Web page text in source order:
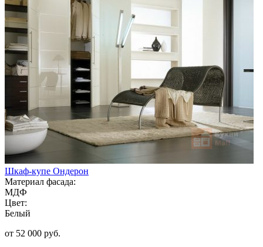
Шкаф-купе Ондерон
Материал фасада:
МДФ
Цвет:
Белый
от 52 000 руб.